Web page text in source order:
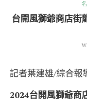
台開風獅爺商店街
記者葉建雄/綜合報
2024台開風獅爺商